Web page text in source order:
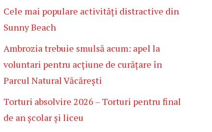
Cele mai populare activități distractive din
Sunny Beach
Ambrozia trebuie smulsă acum: apel la
voluntari pentru acțiune de curățare în
Parcul Natural Văcărești
Torturi absolvire 2026 – Torturi pentru final
de an școlar și liceu